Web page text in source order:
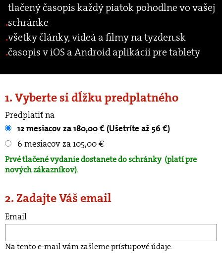
tlačený časopis každý piatok pohodlne vo vašej
schránke
všetky články, videá a filmy na tyzden.sk
časopis v iOS a Android aplikácii pre tablety
1. Vyberte si dĺžku predplatného
Predplatiť na
12 mesiacov za 180,00 € (Ušetríte až 56 €)
6 mesiacov za 105,00 €
Prvé tlačené vydanie dostanete do schránky (platí pre
nových zákazníkov).
2. Zadajte Váš email
Email
Na tento e-mail vám zašleme prístupové údaje.